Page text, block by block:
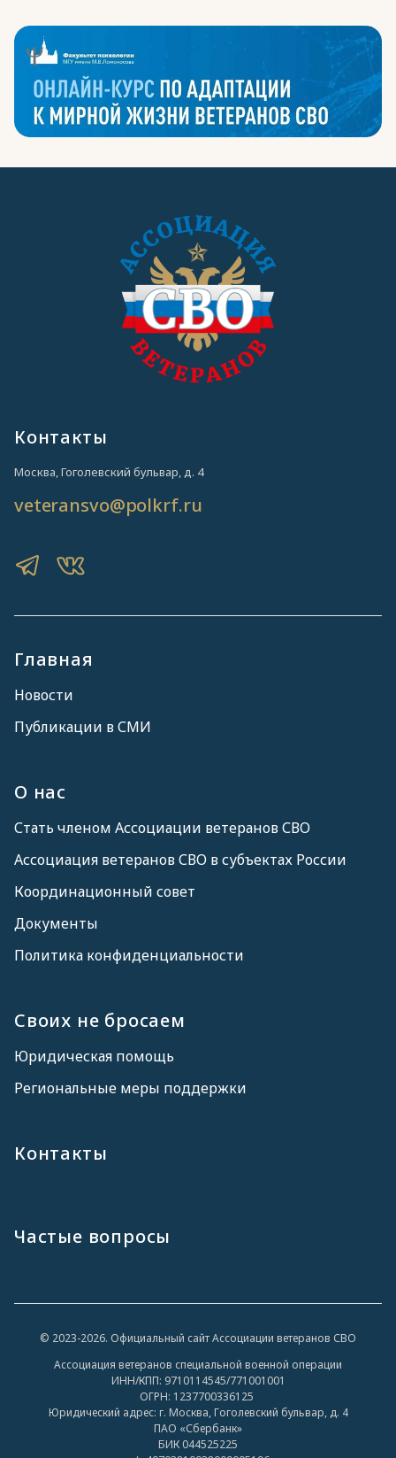
Главная
Новости
Публикации в СМИ
О нас
Стать членом Ассоциации ветеранов СВО
Ассоциация ветеранов СВО в субъектах России
Координационный совет
Документы
Политика конфиденциальности
Своих не бросаем
Юридическая помощь
Региональные меры поддержки
Контакты
Частые вопросы
Контакты
Москва, Гоголевский бульвар, д. 4
veteransvo@polkrf.ru
© 2023-2026. Официальный сайт Ассоциации ветеранов СВО
Ассоциация ветеранов специальной военной операции
ИНН/КПП: 9710114545/771001001
ОГРН: 1237700336125
Юридический адрес: г. Москва, Гоголевский бульвар, д. 4
ПАО «Сбербанк»
БИК 044525225